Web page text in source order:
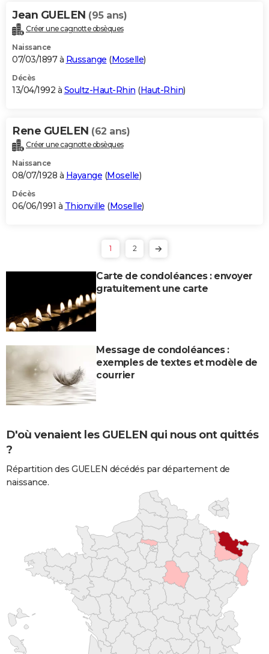
Jean GUELEN (95 ans)
Créer une cagnotte obsèques
Naissance
07/03/1897 à Russange (Moselle)
Décès
13/04/1992 à Soultz-Haut-Rhin (Haut-Rhin)
Rene GUELEN (62 ans)
Créer une cagnotte obsèques
Naissance
08/07/1928 à Hayange (Moselle)
Décès
06/06/1991 à Thionville (Moselle)
1 2
Carte de condoléances : envoyer
gratuitement une carte
Message de condoléances :
exemples de textes et modèle de
courrier
D'où venaient les GUELEN qui nous ont quittés
?
Répartition des GUELEN décédés par département de
naissance.